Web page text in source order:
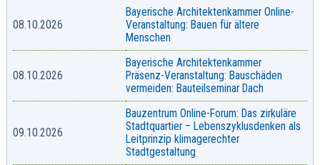
08.10.2026
Bayerische Architektenkammer Online-
Veranstaltung: Bauen für ältere
Menschen
08.10.2026
Bayerische Architektenkammer
Präsenz-Veranstaltung: Bauschäden
vermeiden: Bauteilseminar Dach
09.10.2026
Bauzentrum Online-Forum: Das zirkuläre
Stadtquartier – Lebenszyklusdenken als
Leitprinzip klimagerechter
Stadtgestaltung